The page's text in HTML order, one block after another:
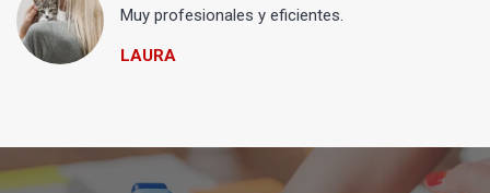
Muy profesionales y eficientes.
LAURA